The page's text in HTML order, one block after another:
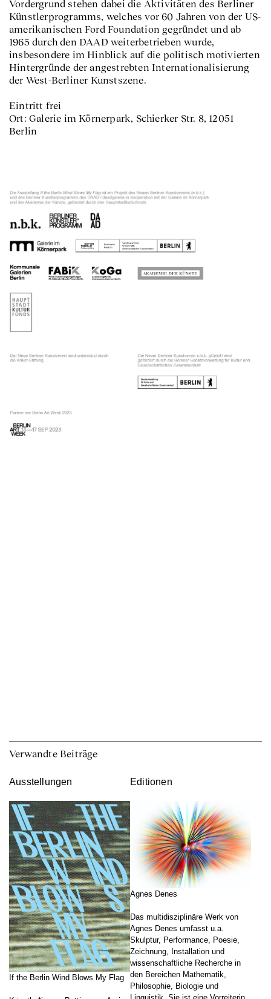
Vordergrund stehen dabei die Aktivitäten des Berliner
Künstlerprogramms, welches vor 60 Jahren von der US-
amerikanischen Ford Foundation gegründet und ab
1965 durch den DAAD weiterbetrieben wurde,
insbesondere im Hinblick auf die politisch motivierten
Hintergründe der angestrebten Internationalisierung
der West-Berliner Kunstszene.
Eintritt frei
Ort: Galerie im Körnerpark, Schierker Str. 8, 12051
Berlin
Verwandte Beiträge
Ausstellungen
If the Berlin Wind Blows My Flag
Editionen
Agnes Denes
Das multidisziplinäre Werk von
Agnes Denes umfasst u.a.
Skulptur, Performance, Poesie,
Zeichnung, Installation und
wissenschaftliche Recherche in
den Bereichen Mathematik,
Philosophie, Biologie und